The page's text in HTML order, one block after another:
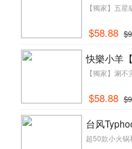
【獨家】五
$58.88
快樂小羊
【獨家】涮
$58.88
台风
超50款小火